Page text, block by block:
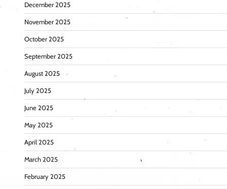
December 2025
November 2025
October 2025
September 2025
August 2025
July 2025
June 2025
May 2025
April 2025
March 2025
February 2025